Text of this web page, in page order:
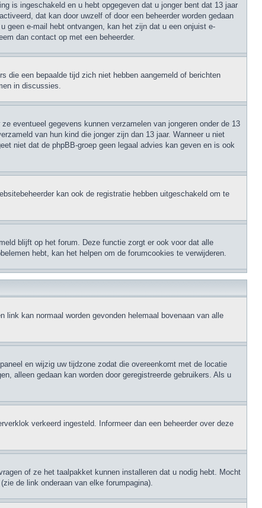
is ingeschakeld en u hebt opgegeven dat u jonger bent dat 13 jaar
dat kan door uwzelf of door een beheerder worden gedaan
geen e-mail hebt ontvangen, kan het zijn dat u een onjuist e-
dan contact op met een beheerder.
die een bepaalde tijd zich niet hebben aangemeld of berichten
in discussies.
eventueel gegevens kunnen verzamelen van jongeren onder de 13
van hun kind die jonger zijn dan 13 jaar. Wanneer u niet
niet dat de phpBB-groep geen legaal advies kan geven en is ook
kan ook de registratie hebben uitgeschakeld om te
blijft op het forum. Deze functie zorgt er ook voor dat alle
hebt, kan het helpen om de forumcookies te verwijderen.
kan normaal worden gevonden helemaal bovenaan van alle
en wijzig uw tijdzone zodat die overeenkomt met de locatie
alleen gedaan kan worden door geregistreerde gebruikers. Als u
verkeerd ingesteld. Informeer dan een beheerder over deze
of ze het taalpakket kunnen installeren dat u nodig hebt. Mocht
de link onderaan van elke forumpagina).